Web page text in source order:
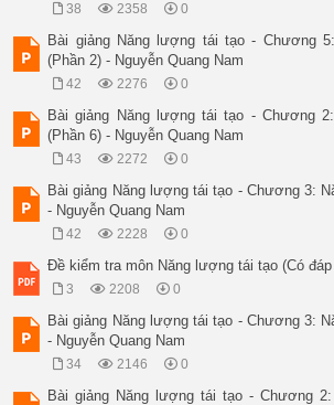
38 2358 0
Bài giảng Năng lượng tái tạo - Chương
(Phần 2) - Nguyễn Quang Nam
42 2276 0
Bài giảng Năng lượng tái tạo - Chương
(Phần 6) - Nguyễn Quang Nam
43 2272 0
Bài giảng Năng lượng tái tạo - Chương 3:
- Nguyễn Quang Nam
42 2228 0
Đề kiểm tra môn Năng lượng tái tạo (Có đáp
3 2208 0
Bài giảng Năng lượng tái tạo - Chương 3:
- Nguyễn Quang Nam
34 2146 0
Bài giảng Năng lượng tái tạo - Chương